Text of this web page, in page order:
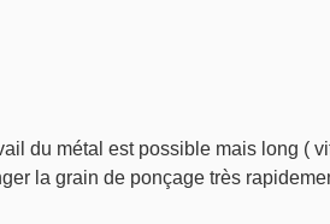
du métal est possible mais long (
la grain de ponçage très